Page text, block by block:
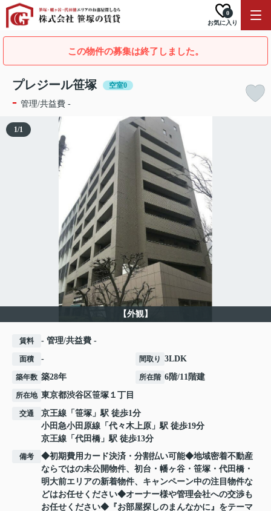
お気に入り
0
この物件の募集は終了しました。
プレジール笹塚 空室0
- 管理/共益費 -
【外観】
1/1
賃料 - 管理/共益費 -
面積 - 間取り 3LDK
築年数 築28年 所在階 6階/11階建
所在地 東京都渋谷区笹塚 １丁目
交通 京王線 「 笹塚 」駅 徒歩1分
小田急小田原線 「 代々木上原 」駅 徒歩19分
京王線 「 代田橋 」駅 徒歩13分
備考
◆初期費用カード決済・分割払い可能◆地域密着不動産
ならではの未公開物件、初台・幡ヶ谷・笹塚・代田橋・
明大前エリアの新着物件、キャンペーン中の注目物件な
どはお任せください◆オーナー様や管理会社への交渉も
お任せください◆『お部屋探しのまんなかに』をテーマ